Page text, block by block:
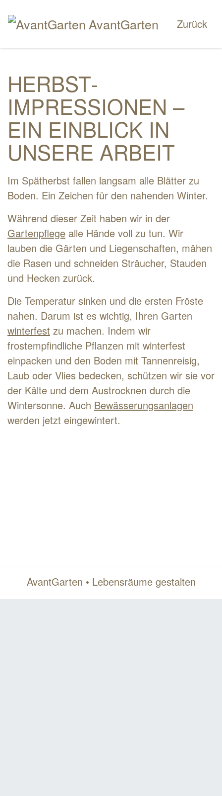
AvantGarten Zurück
HERBST­
IMPRESSIONEN –
EIN EINBLICK IN
UNSERE ARBEIT
Im Spätherbst fallen langsam alle Blätter zu
Boden. Ein Zeichen für den nahenden Winter.
Während dieser Zeit haben wir in der
Gartenpflege alle Hände voll zu tun. Wir
lauben die Gärten und Liegenschaften, mähen
die Rasen und schneiden Sträucher, Stauden
und Hecken zurück.
Die Temperatur sinken und die ersten Fröste
nahen. Darum ist es wichtig, Ihren Garten
winterfest zu machen. Indem wir
frostempfindliche Pflanzen mit winterfest
einpacken und den Boden mit Tannenreisig,
Laub oder Vlies bedecken, schützen wir sie vor
der Kälte und dem Austrocknen durch die
Wintersonne. Auch Bewässerungsanlagen
werden jetzt eingewintert.
AvantGarten • Lebensräume gestalten